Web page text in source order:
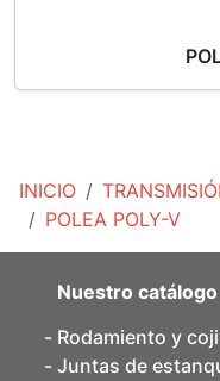
INICIO
POLEA POLY-V
Nuestro catálogo
Rodamiento y
Juntas de